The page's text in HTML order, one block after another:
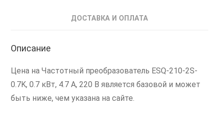
ДОСТАВКА И ОПЛАТА
Описание
Цена на Частотный преобразователь ESQ-210-2S-
0.7K, 0.7 кВт, 4.7 А, 220 В является базовой и может
быть ниже, чем указана на сайте.